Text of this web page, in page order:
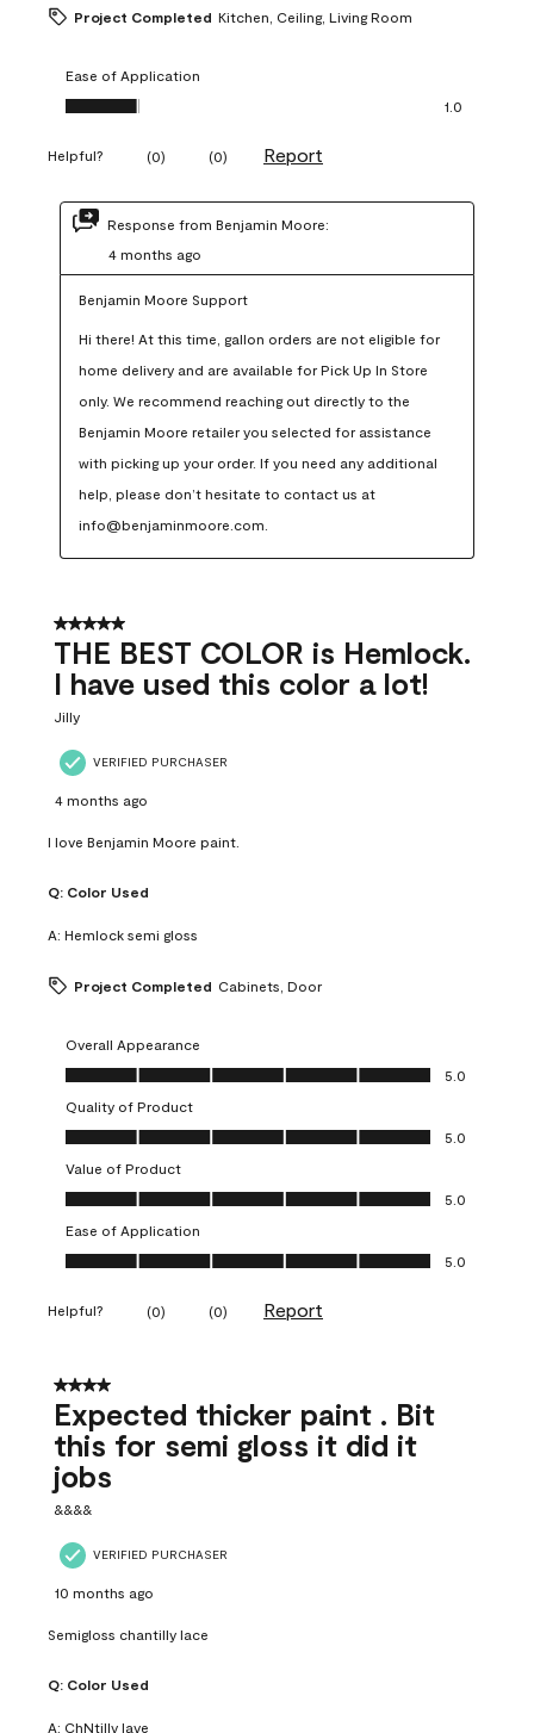
Project Completed Kitchen, Ceiling, Living Room
Ease of Application
Ease of Application, 1.0 out of 5
1.0
Helpful? (0) (0) Report
Response from Benjamin Moore:
4 months ago
Benjamin Moore Support
Hi there! At this time, gallon orders are not eligible for
home delivery and are available for Pick Up In Store
only. We recommend reaching out directly to the
Benjamin Moore retailer you selected for assistance
with picking up your order. If you need any additional
help, please don’t hesitate to contact us at
info@benjaminmoore.com.
5 out of 5 stars.
THE BEST COLOR is Hemlock.
I have used this color a lot!
Jilly
VERIFIED PURCHASER
4 months ago
I love Benjamin Moore paint.
Q: Color Used
A: Hemlock semi gloss
Project Completed Cabinets, Door
Overall Appearance
Overall Appearance, 5.0 out of 5
5.0
Quality of Product
Quality of Product, 5.0 out of 5
5.0
Value of Product
Value of Product, 5.0 out of 5
5.0
Ease of Application
Ease of Application, 5.0 out of 5
5.0
Helpful? (0) (0) Report
4 out of 5 stars.
Expected thicker paint . Bit
this for semi gloss it did it
jobs
&&&&
VERIFIED PURCHASER
10 months ago
Semigloss chantilly lace
Q: Color Used
A: ChNtilly lave